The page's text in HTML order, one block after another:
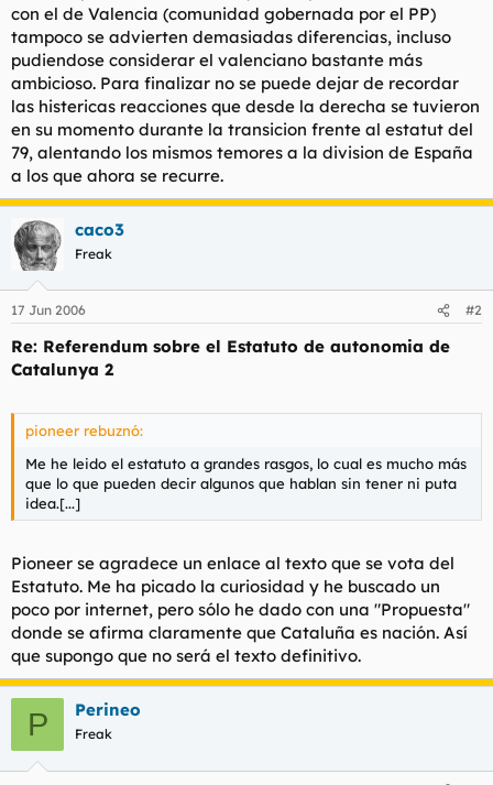
con el de Valencia (comunidad gobernada por el PP)
tampoco se advierten demasiadas diferencias, incluso
pudiendose considerar el valenciano bastante más
ambicioso. Para finalizar no se puede dejar de recordar
las histericas reacciones que desde la derecha se tuvieron
en su momento durante la transicion frente al estatut del
79, alentando los mismos temores a la division de España
a los que ahora se recurre.
caco3
Freak
17 Jun 2006 #2
Re: Referendum sobre el Estatuto de autonomia de
Catalunya 2
pioneer rebuznó:
Me he leido el estatuto a grandes rasgos, lo cual es mucho más
que lo que pueden decir algunos que hablan sin tener ni puta
idea.[...]
Pioneer se agradece un enlace al texto que se vota del
Estatuto. Me ha picado la curiosidad y he buscado un
poco por internet, pero sólo he dado con una "Propuesta"
donde se afirma claramente que Cataluña es nación. Así
que supongo que no será el texto definitivo.
P Perineo
Freak